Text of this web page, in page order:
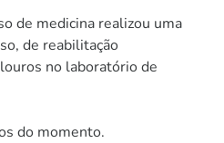
de medicina realizou uma
de reabilitação
no laboratório de
do momento.